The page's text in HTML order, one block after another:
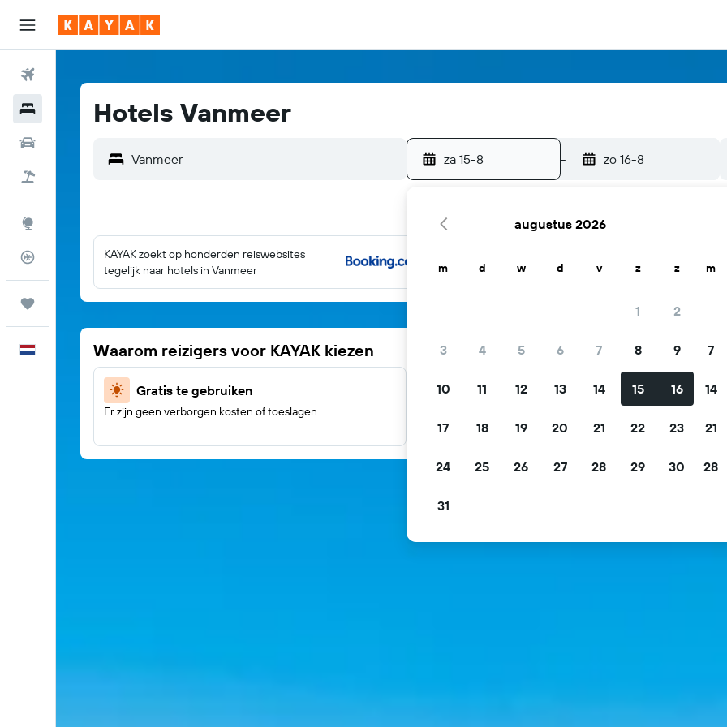
Vluchtstatus info
Nederlands
Hotels Vanmeer
Vanmeer za 15-8 - zo 16-8
KAYAK zoekt op honderden reiswebsites
tegelijk naar hotels in Vanmeer
Waarom reizigers voor KAYAK kiezen
Gratis te gebruiken
Er zijn geen verborgen kosten of toeslagen.
Filter je deals
augustus 2026
m d w d v z z
1 2
3 4 5 6 7 8 9
10 11 12 13 14 15 16
17 18 19 20 21 22 23
24 25 26 27 28 29 30
31
m
7
14
21
28